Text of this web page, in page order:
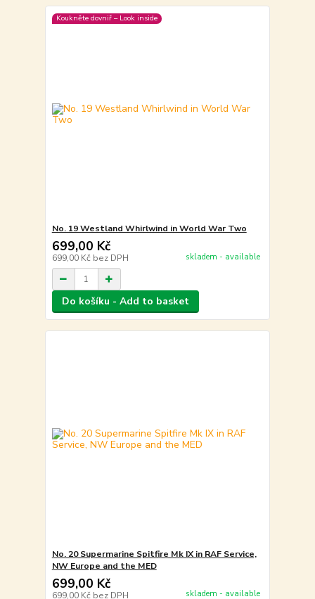
Koukněte dovniř – Look inside
No. 19 Westland Whirlwind in World War Two
699,00 Kč
699,00 Kč bez DPH skladem - available
Do košíku - Add to basket
No. 20 Supermarine Spitfire Mk IX in RAF Service,
NW Europe and the MED
699,00 Kč
699,00 Kč bez DPH skladem - available